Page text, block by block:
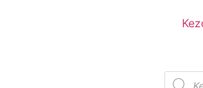
Tuscania